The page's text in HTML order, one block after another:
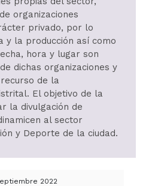
organizaciones
privado, por lo
y la producción así como
hora y lugar son
dichas organizaciones y
de la
El objetivo de la
la divulgación de
al sector
y Deporte de la ciudad.
2022